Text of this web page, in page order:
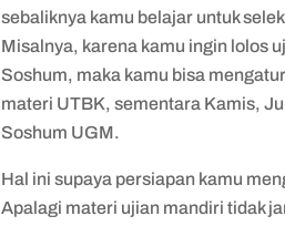
sebaliknya kamu belajar untuk
Misalnya, karena kamu ingin lolos
Soshum, maka kamu bisa
materi UTBK, sementara Kamis,
Soshum UGM.
Hal ini supaya persiapan kamu
Apalagi materi ujian mandiri tidak